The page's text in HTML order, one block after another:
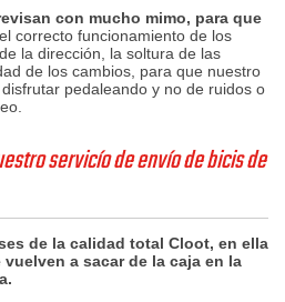
con mucho mimo, para que
correcto funcionamiento de los
la dirección, la soltura de las
de los cambios, para que nuestro
pedaleando y no de ruidos o
servicío de envío de bicis de
de la calidad total Cloot, en ella
a sacar de la caja en la